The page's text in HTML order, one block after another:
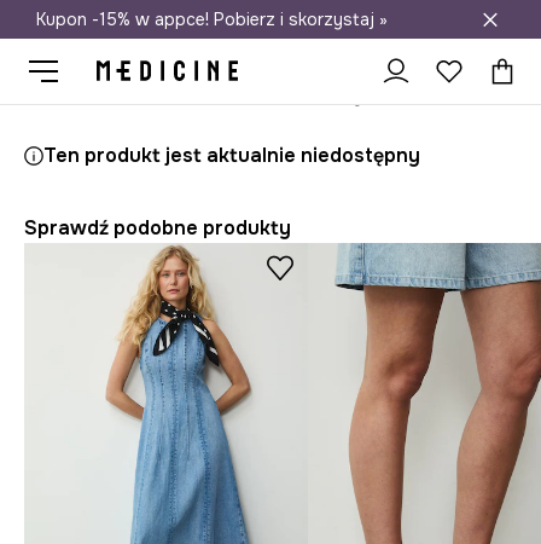
Darmowa dostawa do salonów
Kupon -15% w appce! Pobierz i skorzystaj »
Ten produkt jest aktualnie niedostępny
Sprawdź podobne produkty